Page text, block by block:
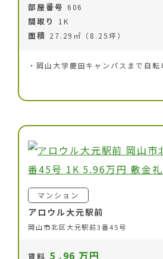
部屋番号 606
間取り 1K
面積 27.29㎡（8.25坪）
・岡山大学鹿田キャンパスまで自
マンション
アロウル大元駅前
岡山市北区大元駅前3番45号
賃料 5 .96 万円